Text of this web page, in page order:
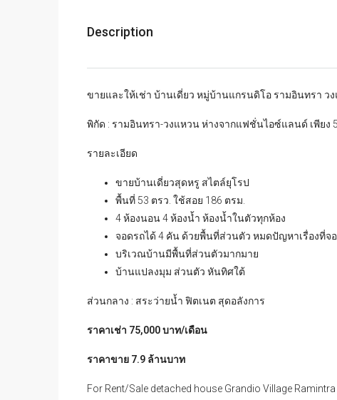
Description
ขายและให้เช่า บ้านเดี่ยว หมู่บ้านแกรนดิโอ รามอินทรา วง
พิกัด : รามอินทรา-วงแหวน ห่างจากแฟชั่นไอซ์แลนด์ เพียง
รายละเอียด
ขายบ้านเดี่ยวสุดหรู สไตล์ยุโรป
พื้นที่ 53 ตรว. ใช้สอย 186 ตรม.
4 ห้องนอน 4 ห้องน้ำ ห้องน้ำในตัวทุกห้อง
จอดรถได้ 4 คัน ด้วยพื้นที่ส่วนตัว หมดปัญหาเรื่องที่จ
บริเวณบ้านมีพื้นที่ส่วนตัวมากมาย
บ้านแปลงมุม ส่วนตัว หันทิศใต้
ส่วนกลาง : สระว่ายน้ำ ฟิตเนต สุดอลังการ
ราคาเช่า 75,000 บาท/เดือน
ราคาขาย 7.9 ล้านบาท
For Rent/Sale detached house Grandio Village